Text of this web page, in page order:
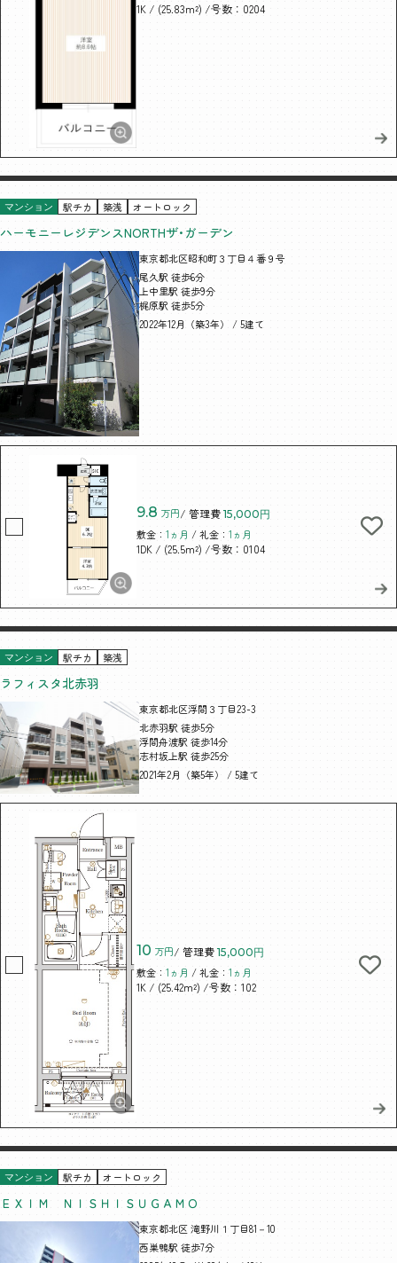
1K / (25.83m²) /号数：0204
マンション 駅チカ 築浅 オートロック
ハーモニーレジデンスNORTHザ･ガーデン
東京都北区昭和町３丁目４番９号
尾久駅 徒歩6分
上中里駅 徒歩9分
梶原駅 徒歩5分
2022年12月（築3年） / 5建て
9.8 万円/ 管理費 15,000円
敷金：1ヵ月 / 礼金：1ヵ月
1DK / (25.5m²) /号数：0104
マンション 駅チカ 築浅
ラフィスタ北赤羽
東京都北区浮間３丁目23-3
北赤羽駅 徒歩5分
浮間舟渡駅 徒歩14分
志村坂上駅 徒歩25分
2021年2月（築5年） / 5建て
10 万円/ 管理費 15,000円
敷金： 1ヵ月 / 礼金： 1ヵ月
1K / (25.42m²) /号数：102
マンション 駅チカ オートロック
ＥＸＩＭ ＮＩＳＨＩＳＵＧＡＭＯ
東京都北区 滝野川１丁目81－10
西巣鴨駅 徒歩7分